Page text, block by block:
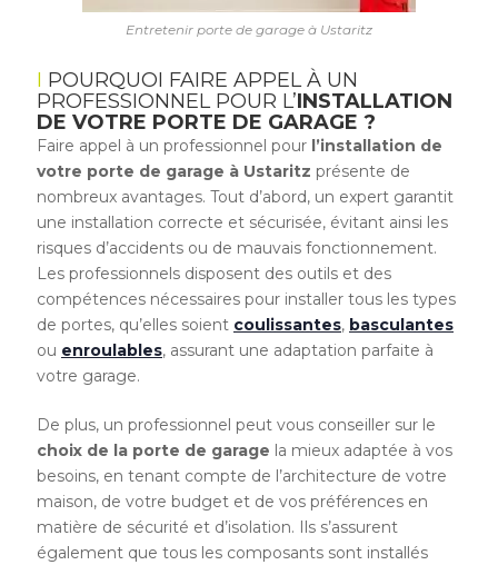
Entretenir porte de garage à Ustaritz
POURQUOI FAIRE APPEL À UN
PROFESSIONNEL POUR L’INSTALLATION
DE VOTRE PORTE DE GARAGE ?
Faire appel à un professionnel pour l’installation de
votre porte de garage à Ustaritz présente de
nombreux avantages. Tout d’abord, un expert garantit
une installation correcte et sécurisée, évitant ainsi les
risques d’accidents ou de mauvais fonctionnement.
Les professionnels disposent des outils et des
compétences nécessaires pour installer tous les types
de portes, qu’elles soient coulissantes, basculantes
ou enroulables, assurant une adaptation parfaite à
votre garage.
De plus, un professionnel peut vous conseiller sur le
choix de la porte de garage la mieux adaptée à vos
besoins, en tenant compte de l’architecture de votre
maison, de votre budget et de vos préférences en
matière de sécurité et d’isolation. Ils s’assurent
également que tous les composants sont installés